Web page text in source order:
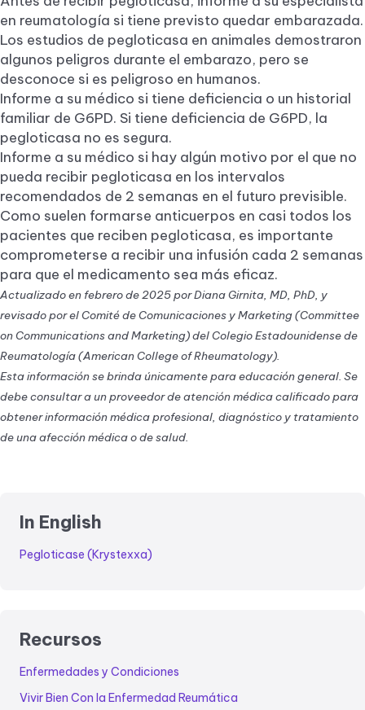
en reumatología si tiene previsto quedar embarazada.
Los estudios de pegloticasa en animales demostraron
algunos peligros durante el embarazo, pero se
desconoce si es peligroso en humanos.
Informe a su médico si tiene deficiencia o un historial
familiar de G6PD. Si tiene deficiencia de G6PD, la
pegloticasa no es segura.
Informe a su médico si hay algún motivo por el que no
pueda recibir pegloticasa en los intervalos
recomendados de 2 semanas en el futuro previsible.
Como suelen formarse anticuerpos en casi todos los
pacientes que reciben pegloticasa, es importante
comprometerse a recibir una infusión cada 2 semanas
para que el medicamento sea más eficaz.
Actualizado en febrero de 2025 por Diana Girnita, MD, PhD, y
revisado por el Comité de Comunicaciones y Marketing (Committee
on Communications and Marketing) del Colegio Estadounidense de
Reumatología (American College of Rheumatology).
Esta información se brinda únicamente para educación general. Se
debe consultar a un proveedor de atención médica calificado para
obtener información médica profesional, diagnóstico y tratamiento
de una afección médica o de salud.
In English
Pegloticase (Krystexxa)
Recursos
Enfermedades y Condiciones
Vivir Bien Con la Enfermedad Reumática